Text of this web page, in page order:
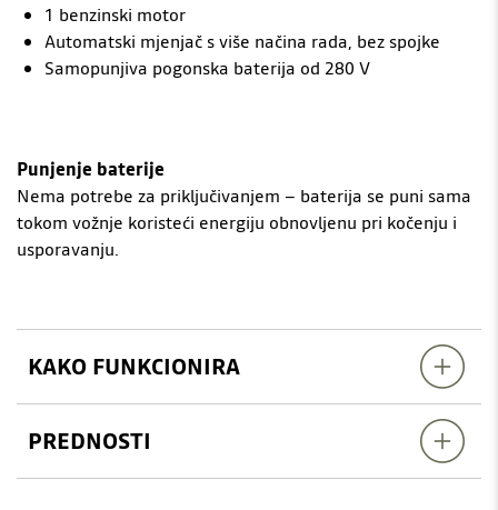
1 benzinski motor
Automatski mjenjač s više načina rada, bez spojke
Samopunjiva pogonska baterija od 280 V
Punjenje baterije
Nema potrebe za priključivanjem – baterija se puni sama
tokom vožnje koristeći energiju obnovljenu pri kočenju i
usporavanju.
KAKO FUNKCIONIRA
PREDNOSTI